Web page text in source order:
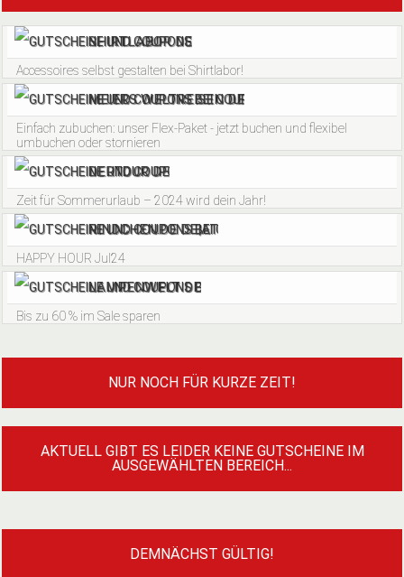
SHIRTLABOR DE
Accessoires selbst gestalten bei Shirtlabor!
MEIERS WELTREISEN DE
Einfach zubuchen: unser Flex-Paket - jetzt buchen und flexibel
umbuchen oder stornieren
DERTOUR DE
Zeit für Sommerurlaub – 2024 wird dein Jahr!
RINDCHEN.DE DE|AT
HAPPY HOUR Jul24
LAMPENWELT DE
Bis zu 60 % im Sale sparen
NUR NOCH FÜR KURZE ZEIT!
AKTUELL GIBT ES LEIDER KEINE GUTSCHEINE IM
AUSGEWÄHLTEN BEREICH...
DEMNÄCHST GÜLTIG!